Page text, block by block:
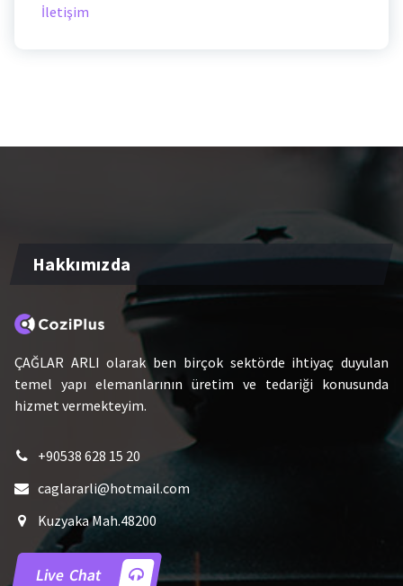
İletişim
Hakkımızda
ÇAĞLAR ARLI olarak ben birçok sektörde ihtiyaç duyulan
temel yapı elemanlarının üretim ve tedariği konusunda
hizmet vermekteyim.
+90538 628 15 20
caglararli@hotmail.com
Kuzyaka Mah.48200
Live Chat